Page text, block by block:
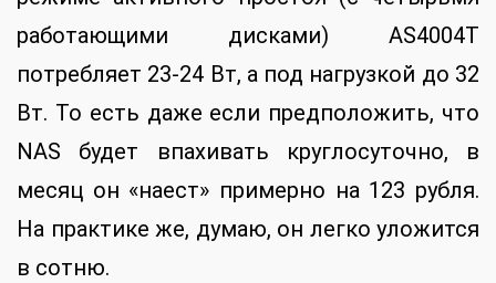
работающими дисками) AS4004T
потребляет 23-24 Вт, а под нагрузкой до 32
Вт. То есть даже если предположить, что
NAS будет впахивать круглосуточно, в
месяц он «наест» примерно на 123 рубля.
На практике же, думаю, он легко уложится
в сотню.